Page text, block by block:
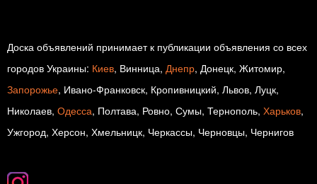
Доска объявлений принимает к публикации объявления со всех
городов Украины: Киев, Винница, Днепр, Донецк, Житомир,
Запорожье, Ивано-Франковск, Кропивницкий, Львов, Луцк,
Николаев, Одесса, Полтава, Ровно, Сумы, Тернополь, Харьков,
Ужгород, Херсон, Хмельницк, Черкассы, Черновцы, Чернигов